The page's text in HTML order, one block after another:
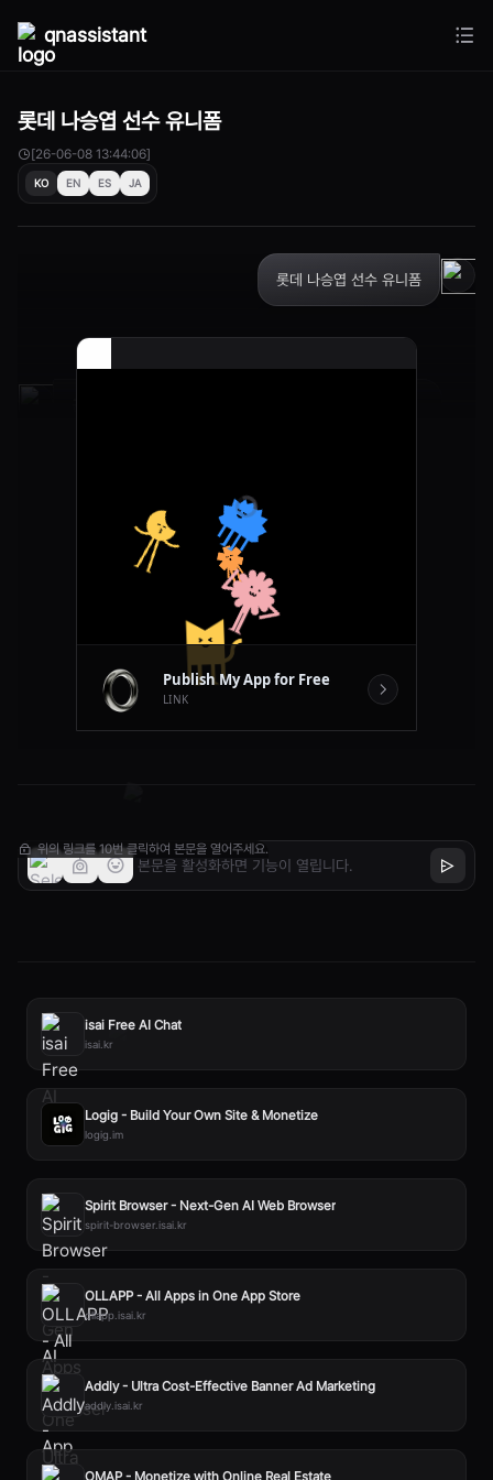
qnassistant
롯데 나승엽 선수 유니폼
[26-06-08 13:44:06]
KO EN ES JA
롯데 나승엽 선수 유니폼
위의 링크를 10번 클릭하여 본문을 열어주세요.
isai Free AI Chat
isai.kr
Logig - Build Your Own Site & Monetize
logig.im
Spirit Browser - Next-Gen AI Web Browser
spirit-browser.isai.kr
OLLAPP - All Apps in One App Store
ollapp.isai.kr
Addly - Ultra Cost-Effective Banner Ad Marketing
addly.isai.kr
OMAP - Monetize with Online Real Estate